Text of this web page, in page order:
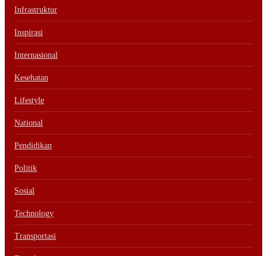
Infrastruktur
Inspirasi
Internasional
Kesehatan
Lifestyle
National
Pendidikan
Politik
Sosial
Technology
Transportasi